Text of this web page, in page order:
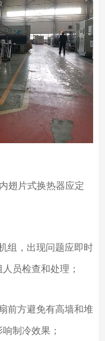
翅片式换热器应定
组，出现问题应即时
员检查和处理；
前方避免有高墙和堆
制冷效果；